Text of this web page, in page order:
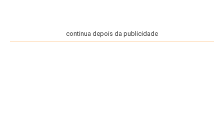
continua depois da publicidade